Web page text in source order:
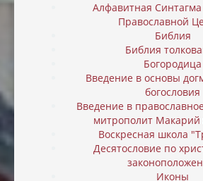
Алфавитная
Православной
Библия
Библия
Богородица
Введение в основы
богословия
Введение в
митрополит Макарий
Воскресная школа
Десятословие по
Иконы